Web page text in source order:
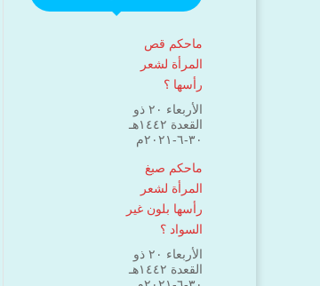
ماحكم قص
المرأة لشعر
رأسها ؟
الأربعاء ۲۰ ذو
القعدة ۱٤٤۲هـ
۳۰-٦-۲۰۲۱م
ماحكم صبغ
المرأة لشعر
رأسها بلون غير
السواد ؟
الأربعاء ۲۰ ذو
القعدة ۱٤٤۲هـ